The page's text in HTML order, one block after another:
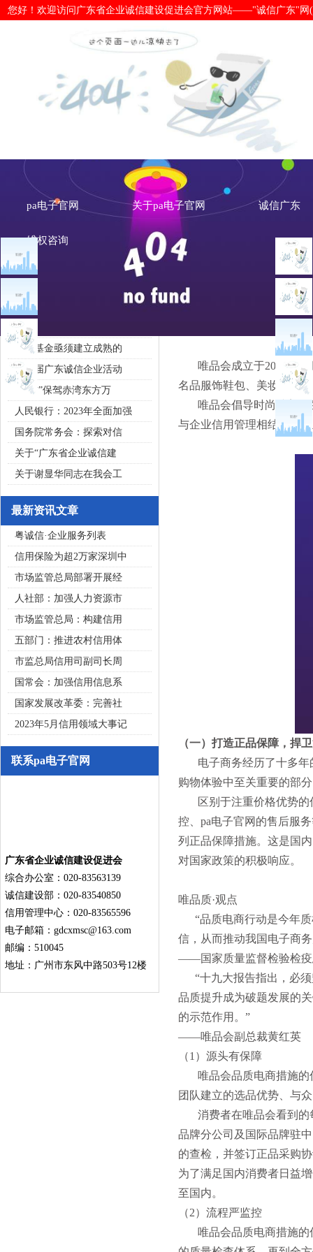
您好！欢迎访问广东省企业诚信建设促进会官方网站——"诚信广东"网
唯品质 打造诚信品牌——唯品会（
pa电子官网 关于pa电子官网 诚信广东
维权咨询
文章点击排行
重大突发公共卫生事件一
2020广东省守合同重信用企
私募基金亟须建立成熟的
第五届广东诚信企业活动
“诚信”保驾赤湾东方万
人民银行：2023年全面加强
国务院常务会：探索对信
关于“广东省企业诚信建
关于谢显华同志在我会工
最新资讯文章
粤诚信·企业服务列表
信用保险为超2万家深圳中
市场监管总局部署开展经
人社部：加强人力资源市
市场监管总局：构建信用
五部门：推进农村信用体
市监总局信用司副司长周
国常会：加强信用信息系
国家发展改革委：完善社
2023年5月信用领域大事记
联系pa电子官网
广东省企业诚信建设促进会
综合办公室：020-83563139
诚信建设部：020-83540850
信用管理中心：020-83565596
电子邮箱： gdcxmsc@163.com
邮编：510045
地址：广州市东风中路503号12楼
广东典范
唯品会成立于2008年8月
名品服饰鞋包、美妆、母
唯品会倡导时尚唯美的
与企业信用管理相结合，
（一）打造正品保障，捍
电子商务经历了十多年
购物体验中至关重要的部
区别于注重价格优势的
控、pa电子官网的售后服
列正品保障措施。这是国
对国家政策的积极响应。
唯品质·观点
“品质电商行动是今年质
信，从而推动我国电子商
——国家质量监督检验检疫
“十九大报告指出，必须
品质提升成为破题发展的
的示范作用。”
——唯品会副总裁黄红英
（1）源头有保障
唯品会品质电商措施的
团队建立的选品优势、与
消费者在唯品会看到的
品牌分公司及国际品牌驻
的查检，并签订正品采购
为了满足国内消费者日益
至国内。
（2）流程严监控
唯品会品质电商措施的